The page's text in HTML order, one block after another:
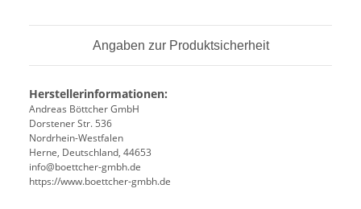
Angaben zur Produktsicherheit
Herstellerinformationen:
Andreas Böttcher GmbH
Dorstener Str. 536
Nordrhein-Westfalen
Herne, Deutschland, 44653
info@boettcher-gmbh.de
https://www.boettcher-gmbh.de